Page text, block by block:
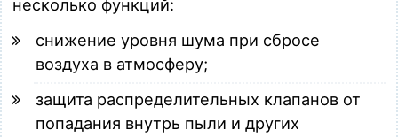
несколько функций:
снижение уровня шума при сбросе
воздуха в атмосферу;
защита распределительных клапанов от
попадания внутрь пыли и других